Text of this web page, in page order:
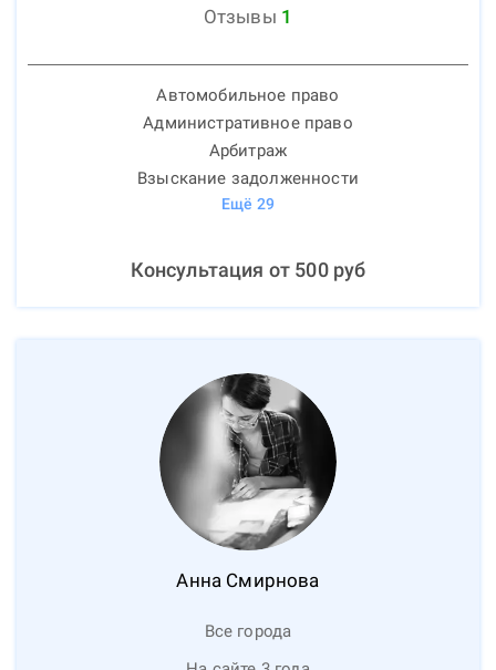
Отзывы 1
Автомобильное право
Административное право
Арбитраж
Взыскание задолженности
Ещё 29
Консультация от 500руб
Анна Смирнова
Все города